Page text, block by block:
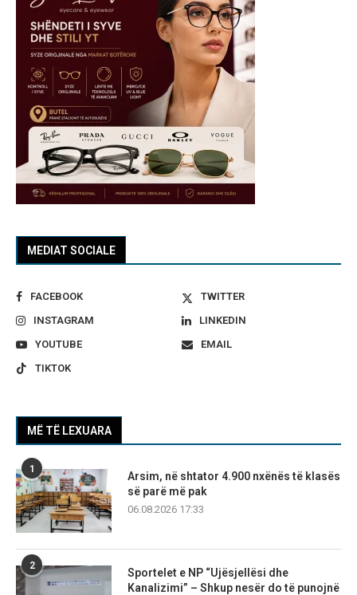
MEDIAT SOCIALE
FACEBOOK
TWITTER
INSTAGRAM
LINKEDIN
YOUTUBE
EMAIL
TIKTOK
MË TË LEXUARA
1
Arsim, në shtator 4.900 nxënës të klasës
së parë më pak
06.08.2026 17:33
2
Sportelet e NP “Ujësjellësi dhe
Kanalizimi” – Shkup nesër do të punojnë